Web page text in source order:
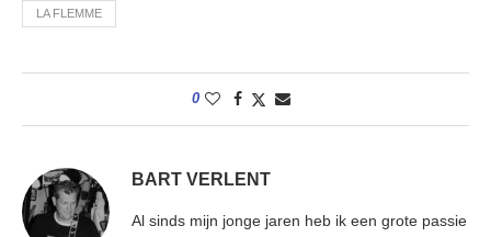
LA FLEMME
0
BART VERLENT
Al sinds mijn jonge jaren heb ik een grote passie